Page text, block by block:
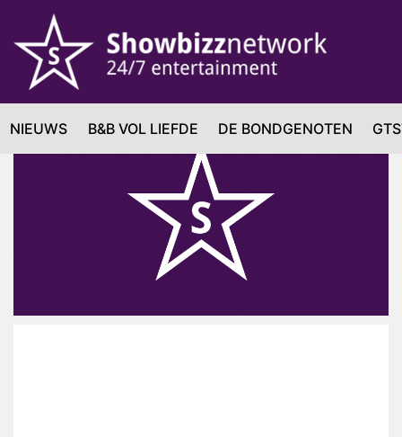
NIEUWS B&B VOL LIEFDE DE BONDGENOTEN